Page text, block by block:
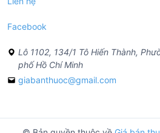
Facebook
Lô 1102, 134/1 Tô Hiến Thành,
phố Hồ Chí Minh
giabanthuoc@gmail.com